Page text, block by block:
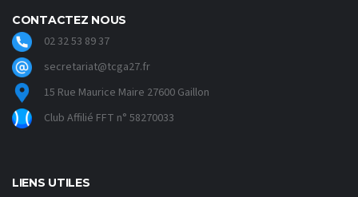
CONTACTEZ NOUS
02 32 53 89 37
secretariat@tcga27.fr
15 Rue Maurice Maire 27600 Gaillon
Club Affilié FFT n° 58270033
LIENS UTILES